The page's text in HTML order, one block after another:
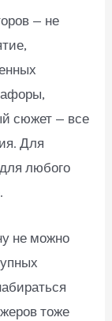
— не
сюжет — все
Для
любого
не можно
тоже